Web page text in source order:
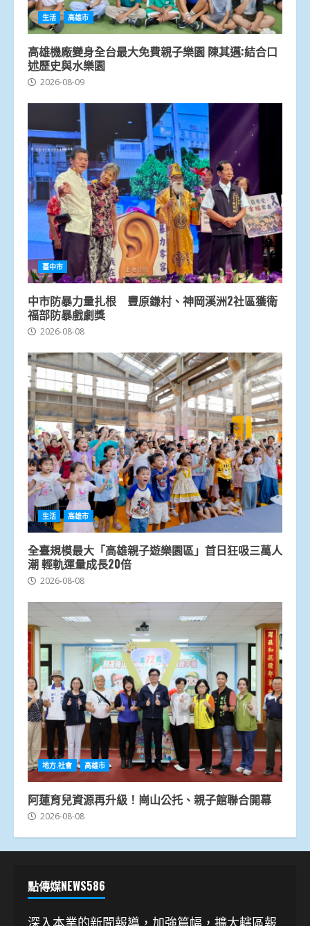
生活 高雄市
高雄機廠變身全台最大免費親子樂園 陳其邁:結合口
述歷史與水樂園
2026-08-09
臺中市
中市防暴力量扎根 豐原鎌村、神岡溪洲2社區獲衛
福部防暴戲劇獎
2026-08-08
生活 高雄市
全臺規模最大「高雄親子遊樂園區」首日狂吸三萬人
潮 輕軌運量成長20倍
2026-08-08
地方.社會 高雄市
阿蓮育兒資源再升級！崗山公托、親子館聯合開幕
2026-08-08
點傳媒NEWS586